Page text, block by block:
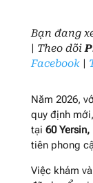
Bạn đang
| Theo dõi
Facebook|
Năm 2026,
quy định mới,
tại 60
tiên phong
Việc khám